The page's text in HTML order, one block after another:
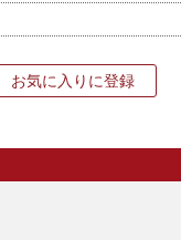
お気に入りに登録